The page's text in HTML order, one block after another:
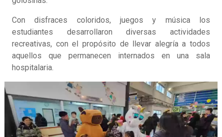
Con disfraces coloridos, juegos y música los
estudiantes desarrollaron diversas actividades
recreativas, con el propósito de llevar alegría a todos
aquellos que permanecen internados en una sala
hospitalaria.